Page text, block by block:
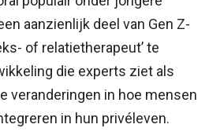
aanzienlijk deel van Gen Z-
of relatietherapeut’ te
die experts ziet als
veranderingen in hoe mensen
in hun privéleven.